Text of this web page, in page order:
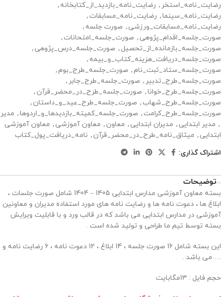
رضایت_نامه_استخر , رضایت_نامه_بازدید_از_کتابخانه ,
رضایت_نامه_سینما, رضایت_نامه_مسابقات ,
رضایت_نامه_مسابقات_ورزشی , صورت جلسه ,
صورت_جلسه_اقدام_پژوهی , صورت_جلسه_امتحانات ,
صورت_جلسه_بازمانده_از_تحصیل , صورت_جلسه_درس_پژوهی ,
صورت_جلسه_دریافت_هزینه_کتاب_و_بیمه ,
صورت_جلسه_ستاد_ثبت_نام, صورت_جلسه_طرح_بوم,
صورت_جلسه_طرح_تدبیر , صورت_جلسه_طرح_جابر ,
صورت_جلسه_طرح_خوانا, صورت_جلسه_طرح_در_محضر_قرآن ,
صورت_جلسه_طرح_شهاب , صورت_جلسه_طرح_عید_و_داستان ,
صورت_جلسه_طرح_کرامت , صورت_جلسه_کمیته_بازدیدها_و_اردوها, مدیر
, مدیر ابتدایی , مدیران ابتدایی , معاون , معاون آموزشی , معاون آموزشی
ابتدایی , میثاق_نامه_طرح_در_محضر_قرآن , نامه_دریافت_پول_کتاب
اشتراک گذاری:
توضیحات
بسته معاون آموزشی مدارس ابتدایی 1405 – 1404 شامل صورت جلسات ،
ابلاغ ها ، دعوت نامه ها و رضایت نامه های مورد استفاده مدیران و معاونین
آموزشی در مدارس ابتدایی می باشد که در قالب ورد و با قابلیت ویرایش
بسته توسط تیم ما طراحی و تولید شده است .
این بسته شامل 16 صورت جلسه ، 14 ابلاغ ، 12 دعوت نامه ، 6 رضایت نامه و
… می باشد .
حجم فایل : 13مگابایت